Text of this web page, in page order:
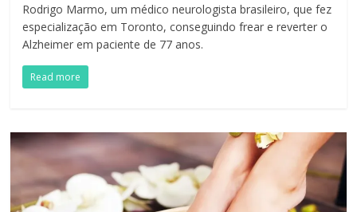
Rodrigo Marmo, um médico neurologista brasileiro, que fez
especialização em Toronto, conseguindo frear e reverter o
Alzheimer em paciente de 77 anos.
Read more